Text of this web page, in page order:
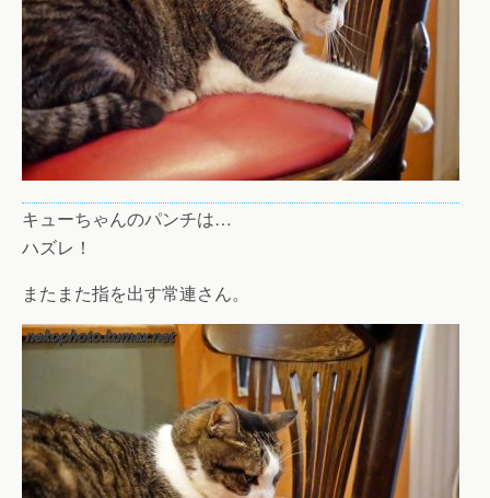
キューちゃんのパンチは…
ハズレ！
またまた指を出す常連さん。